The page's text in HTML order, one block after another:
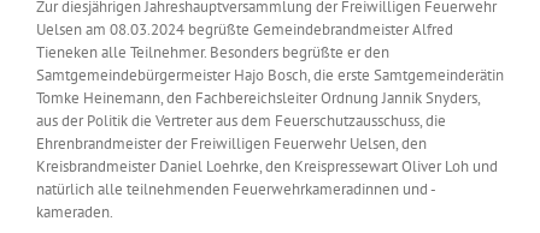
Zur diesjährigen Jahreshauptversammlung der Freiwilligen Feuerwehr
Uelsen am 08.03.2024 begrüßte Gemeindebrandmeister Alfred
Tieneken alle Teilnehmer. Besonders begrüßte er den
Samtgemeindebürgermeister Hajo Bosch, die erste Samtgemeinderätin
Tomke Heinemann, den Fachbereichsleiter Ordnung Jannik Snyders,
aus der Politik die Vertreter aus dem Feuerschutzausschuss, die
Ehrenbrandmeister der Freiwilligen Feuerwehr Uelsen, den
Kreisbrandmeister Daniel Loehrke, den Kreispressewart Oliver Loh und
natürlich alle teilnehmenden Feuerwehrkameradinnen und -
kameraden.